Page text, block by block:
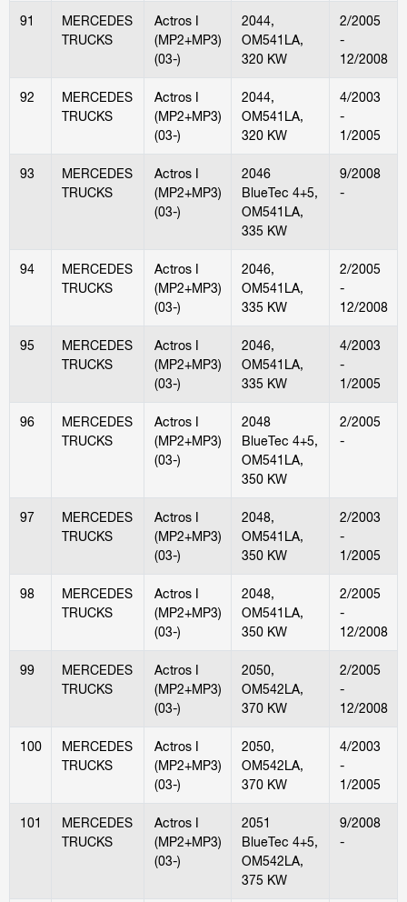
91
MERCEDES
TRUCKS
Actros I
(MP2+MP3)
(03-)
2044,
OM541LA,
320 KW
2/2005
-
12/2008
92
MERCEDES
TRUCKS
Actros I
(MP2+MP3)
(03-)
2044,
OM541LA,
320 KW
4/2003
-
1/2005
93
MERCEDES
TRUCKS
Actros I
(MP2+MP3)
(03-)
2046
BlueTec 4+5,
OM541LA,
335 KW
9/2008
-
94
MERCEDES
TRUCKS
Actros I
(MP2+MP3)
(03-)
2046,
OM541LA,
335 KW
2/2005
-
12/2008
95
MERCEDES
TRUCKS
Actros I
(MP2+MP3)
(03-)
2046,
OM541LA,
335 KW
4/2003
-
1/2005
96
MERCEDES
TRUCKS
Actros I
(MP2+MP3)
(03-)
2048
BlueTec 4+5,
OM541LA,
350 KW
2/2005
-
97
MERCEDES
TRUCKS
Actros I
(MP2+MP3)
(03-)
2048,
OM541LA,
350 KW
2/2003
-
1/2005
98
MERCEDES
TRUCKS
Actros I
(MP2+MP3)
(03-)
2048,
OM541LA,
350 KW
2/2005
-
12/2008
99
MERCEDES
TRUCKS
Actros I
(MP2+MP3)
(03-)
2050,
OM542LA,
370 KW
2/2005
-
12/2008
100
MERCEDES
TRUCKS
Actros I
(MP2+MP3)
(03-)
2050,
OM542LA,
370 KW
4/2003
-
1/2005
101
MERCEDES
TRUCKS
Actros I
(MP2+MP3)
(03-)
2051
BlueTec 4+5,
OM542LA,
375 KW
9/2008
-